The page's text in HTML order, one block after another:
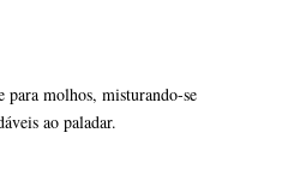
para molhos, misturando-se
ao paladar.